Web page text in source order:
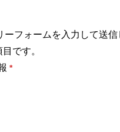
フォームを入力して送信
です。
*